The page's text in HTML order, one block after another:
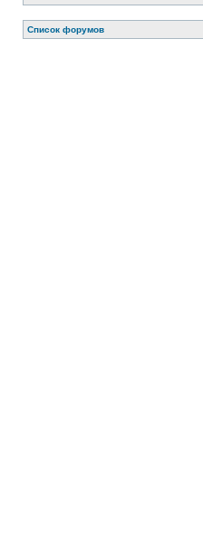
Список форумов